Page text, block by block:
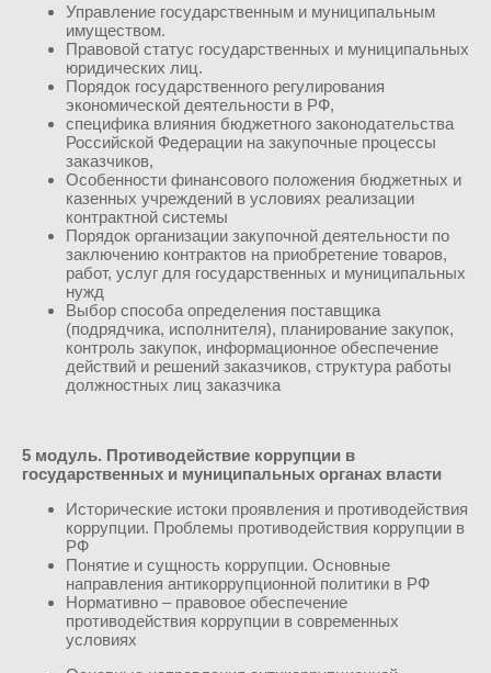
Управление государственным и муниципальным
имуществом.
Правовой статус государственных и муниципальных
юридических лиц.
Порядок государственного регулирования
экономической деятельности в РФ,
специфика влияния бюджетного законодательства
Российской Федерации на закупочные процессы
заказчиков,
Особенности финансового положения бюджетных и
казенных учреждений в условиях реализации
контрактной системы
Порядок организации закупочной деятельности по
заключению контрактов на приобретение товаров,
работ, услуг для государственных и муниципальных
нужд
Выбор способа определения поставщика
(подрядчика, исполнителя), планирование закупок,
контроль закупок, информационное обеспечение
действий и решений заказчиков, структура работы
должностных лиц заказчика
5 модуль. Противодействие коррупции в
государственных и муниципальных органах власти
Исторические истоки проявления и противодействия
коррупции. Проблемы противодействия коррупции в
РФ
Понятие и сущность коррупции. Основные
направления антикоррупционной политики в РФ
Нормативно – правовое обеспечение
противодействия коррупции в современных
условиях